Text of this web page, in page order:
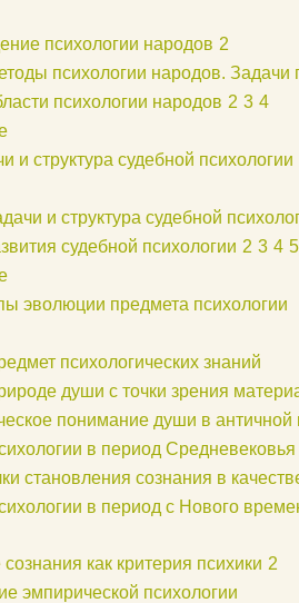
психологии народов 2
психологии народов. Задачи
психологии народов 2 3 4
и структура судебной психологии
и структура судебной
судебной психологии 2 3 4 5
эволюции предмета психологии
психологических знаний
души с точки зрения
понимание души в античной
в период
становления сознания в
в период с Нового
как критерия психики 2
эмпирической психологии